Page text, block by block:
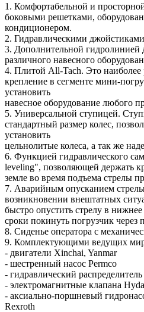
1. Комфортабельной и
боковыми решетками,
кондиционером.
2. Гидравлическими джойстиками
3. Дополнительной гидролинией
различного навесного
4. Плитой All-Tach. Это наиболее
крепление в сегменте мини-
установить
навесное оборудование любого
5. Универсальной ступицей.
стандартный размер колес,
установить
цельнолитые колеса, а так же
6. Функцией гидравлического
leveling", позволяющей держать
земле во время подъема стрелы
7. Аварийным опусканием
возникновении внештатных
быстро опустить стрелу в
сроки покинуть погрузчик через
8. Сиденье оператора с
9. Комплектующими ведущих
- двигатели Xinchai, Yanmar
- шестренный насос Permco
- гидравлический распределитель
- электромагнитные клапана
- аксиально-поршневый
Rexroth